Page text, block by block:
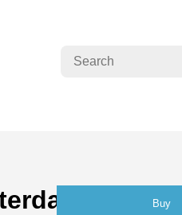
Baroque
Buy